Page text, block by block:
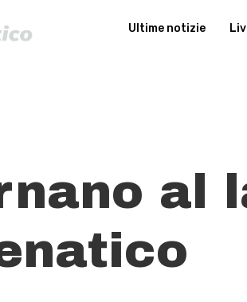
Ultime notizie
al